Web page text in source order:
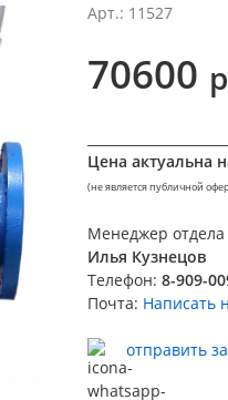
Арт.: 11527
70600
Цена актуальна
(не является публичной
Менеджер отдела
Илья Кузнецов
Телефон: 8-909-
Почта: Написать
отправить